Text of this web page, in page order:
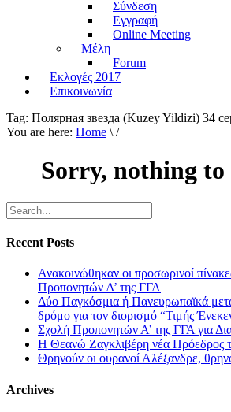
Σύνδεση
Εγγραφή
Online Meeting
Μέλη
Forum
Εκλογές 2017
Επικοινωνία
Tag: Полярная звезда (Kuzey Yildizi) 34
You are here: Home \ /
Sorry, nothing to
Recent Posts
Ανακοινώθηκαν οι προσωρινοί
Προπονητών Α’ της ΓΓΑ
Δύο Παγκόσμια ή Πανευρωπαϊκά
δρόμο για τον διορισμό “Τιμής
Σχολή Προπονητών Α’ της ΓΓΑ για
Η Θεανώ Ζαγκλιβέρη νέα
Θρηνούν οι ουρανοί Αλέξανδρε,
Archives